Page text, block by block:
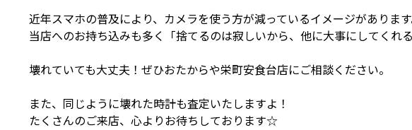
近年スマホの普及により、カメラを使う方が減っているイメージがあります
当店へのお持ち込みも多く「捨てるのは寂しいから、他に大事にしてく
壊れていても大丈夫！ぜひおたからや栄町安食台店にご相談ください。
また、同じように壊れた時計も査定いたしますよ！
たくさんのご来店、心よりお待ちしております☆